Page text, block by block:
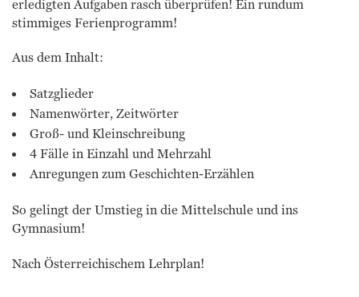
erledigten Aufgaben rasch überprüfen! Ein rundum
stimmiges Ferienprogramm!
Aus dem Inhalt:
Satzglieder
Namenwörter, Zeitwörter
Groß- und Kleinschreibung
4 Fälle in Einzahl und Mehrzahl
Anregungen zum Geschichten-Erzählen
So gelingt der Umstieg in die Mittelschule und ins
Gymnasium!
Nach Österreichischem Lehrplan!